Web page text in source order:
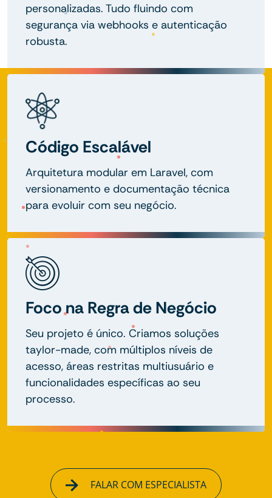
personalizadas. Tudo fluindo com
segurança via webhooks e autenticação
robusta.
Código Escalável
Arquitetura modular em Laravel, com
versionamento e documentação técnica
para evoluir com seu negócio.
Foco na Regra de Negócio
Seu projeto é único. Criamos soluções
taylor-made, com múltiplos níveis de
acesso, áreas restritas multiusuário e
funcionalidades específicas ao seu
processo.
FALAR COM ESPECIALISTA